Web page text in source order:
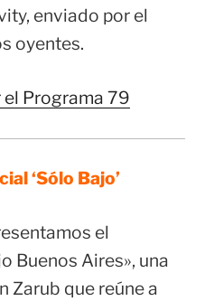
enviado por el
oyentes.
el Programa 79
‘Sólo Bajo’
el
Buenos Aires», una
Zarub que reúne a